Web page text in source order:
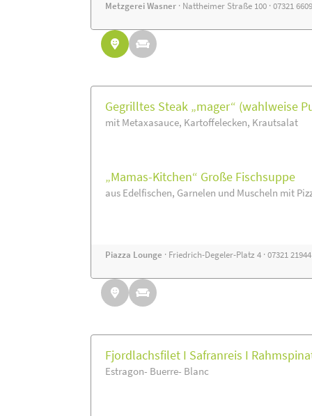
Metzgerei Wasner · Nattheimer Straße 100 · 07321
Gegrilltes Steak „mager“ (wahlweise
mit Metaxasauce, Kartoffelecken, Krautsalat
„Mamas-Kitchen“ Große Fischsuppe
aus Edelfischen, Garnelen und Muscheln mit
Piazza Lounge · Friedrich-Degeler-Platz 4 · 07321
Fjordlachsfilet I Safranreis I
Estragon- Buerre- Blanc